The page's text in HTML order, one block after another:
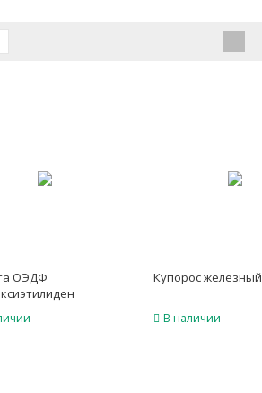
ОЭДФ
Купорос железный
В наличии